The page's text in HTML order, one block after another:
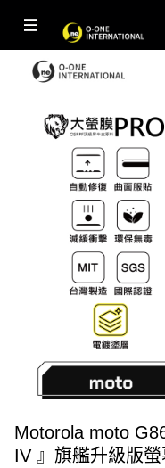
Motorola moto
IV 』旗艦升級版